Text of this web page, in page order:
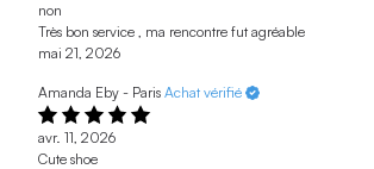
non
Très bon service , ma rencontre fut agréable
mai 21, 2026
Amanda Eby - Paris Achat vérifié
avr. 11, 2026
Cute shoe